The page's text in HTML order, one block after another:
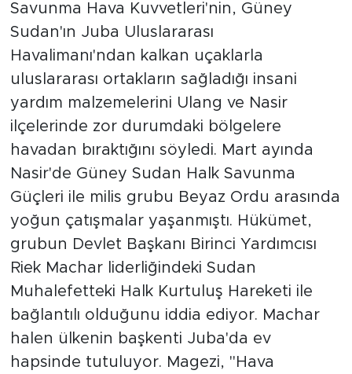
Savunma Hava Kuvvetleri'nin, Güney
Sudan'ın Juba Uluslararası
Havalimanı'ndan kalkan uçaklarla
uluslararası ortakların sağladığı insani
yardım malzemelerini Ulang ve Nasir
ilçelerinde zor durumdaki bölgelere
havadan bıraktığını söyledi. Mart ayında
Nasir'de Güney Sudan Halk Savunma
Güçleri ile milis grubu Beyaz Ordu arasında
yoğun çatışmalar yaşanmıştı. Hükümet,
grubun Devlet Başkanı Birinci Yardımcısı
Riek Machar liderliğindeki Sudan
Muhalefetteki Halk Kurtuluş Hareketi ile
bağlantılı olduğunu iddia ediyor. Machar
halen ülkenin başkenti Juba'da ev
hapsinde tutuluyor. Magezi, "Hava